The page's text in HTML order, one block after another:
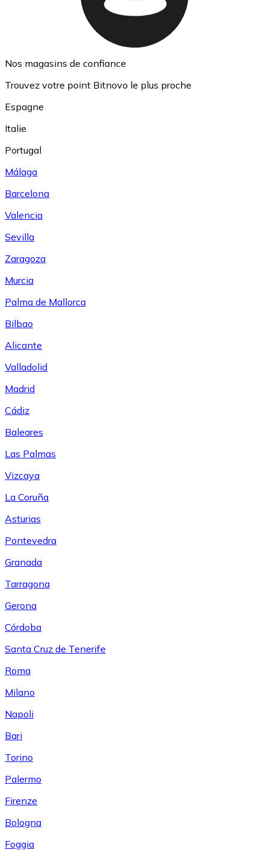
Nos magasins de confiance
Trouvez votre point Bitnovo le plus proche
Espagne
Italie
Portugal
Málaga
Barcelona
Valencia
Sevilla
Zaragoza
Murcia
Palma de Mallorca
Bilbao
Alicante
Valladolid
Madrid
Cádiz
Baleares
Las Palmas
Vizcaya
La Coruña
Asturias
Pontevedra
Granada
Tarragona
Gerona
Córdoba
Santa Cruz de Tenerife
Roma
Milano
Napoli
Bari
Torino
Palermo
Firenze
Bologna
Foggia